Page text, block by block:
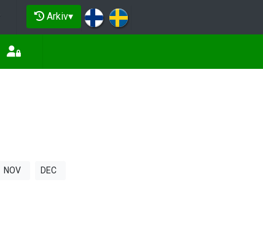
Arkiv▾
NOV DEC